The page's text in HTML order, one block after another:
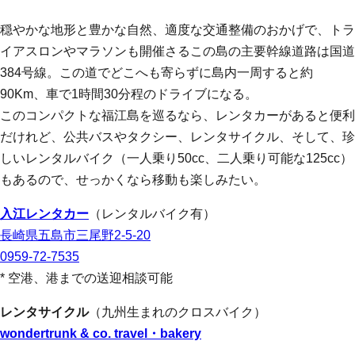
穏やかな地形と豊かな自然、適度な交通整備のおかげで、トラ
イアスロンやマラソンも開催さるこの島の主要幹線道路は国道
384号線。この道でどこへも寄らずに島内一周すると約
90Km、車で1時間30分程のドライブになる。
このコンパクトな福江島を巡るなら、レンタカーがあると便利
だけれど、公共バスやタクシー、レンタサイクル、そして、珍
しいレンタルバイク（一人乗り50cc、二人乗り可能な125cc）
もあるので、せっかくなら移動も楽しみたい。
入江レンタカー （レンタルバイク有）
長崎県五島市三尾野2-5-20
0959-72-7535
* 空港、港までの送迎相談可能
レンタサイクル（九州生まれのクロスバイク）
wondertrunk & co. travel・bakery